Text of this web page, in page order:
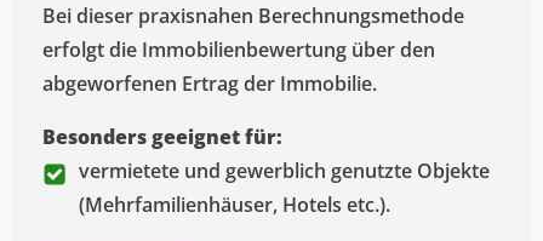
Bei dieser praxisnahen Berechnungsmethode
erfolgt die Immobilienbewertung über den
abgeworfenen Ertrag der Immobilie.
Besonders geeignet für:
vermietete und gewerblich genutzte Objekte
(Mehrfamilienhäuser, Hotels etc.).